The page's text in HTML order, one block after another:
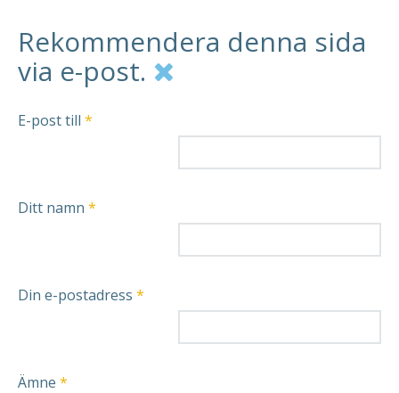
Rekommendera denna sida
via e-post.
E-post till *
Ditt namn *
Din e-postadress *
Ämne *